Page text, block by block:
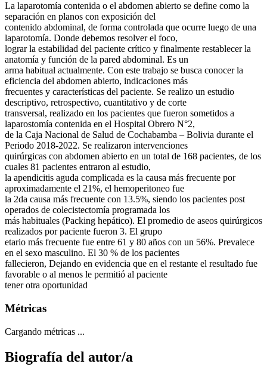
La laparotomía contenida o el abdomen abierto se define como la
separación en planos con exposición del
contenido abdominal, de forma controlada que ocurre luego de una
laparotomía. Donde debemos resolver el foco,
lograr la estabilidad del paciente crítico y finalmente restablecer la
anatomía y función de la pared abdominal. Es un
arma habitual actualmente. Con este trabajo se busca conocer la
eficiencia del abdomen abierto, indicaciones más
frecuentes y características del paciente. Se realizo un estudio
descriptivo, retrospectivo, cuantitativo y de corte
transversal, realizado en los pacientes que fueron sometidos a
laparostomía contenida en el Hospital Obrero N°2,
de la Caja Nacional de Salud de Cochabamba – Bolivia durante el
Periodo 2018-2022. Se realizaron intervenciones
quirúrgicas con abdomen abierto en un total de 168 pacientes, de los
cuales 81 pacientes entraron al estudio,
la apendicitis aguda complicada es la causa más frecuente por
aproximadamente el 21%, el hemoperitoneo fue
la 2da causa más frecuente con 13.5%, siendo los pacientes post
operados de colecistectomía programada los
más habituales (Packing hepático). El promedio de aseos quirúrgicos
realizados por paciente fueron 3. El grupo
etario más frecuente fue entre 61 y 80 años con un 56%. Prevalece
en el sexo masculino. El 30 % de los pacientes
fallecieron, Dejando en evidencia que en el restante el resultado fue
favorable o al menos le permitió al paciente
tener otra oportunidad
Métricas
Cargando métricas ...
Biografía del autor/a